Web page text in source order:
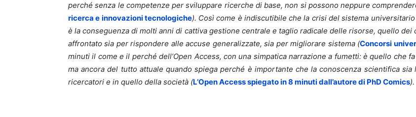
perché senza le competenze per sviluppare ricerche di base, non si possono neppure
ricerca e innovazioni tecnologiche). Così come è indiscutibile che la crisi del sistema
è la conseguenza di molti anni di cattiva gestione centrale e taglio radicale delle risorse, quello
affrontato sia per rispondere alle accuse generalizzate, sia per migliorare sistema (Concorsi
minuti il come e il perché dell’Open Access, con una simpatica narrazione a fumetti: è quello che
ma ancora del tutto attuale quando spiega perché è importante che la conoscenza scientifica
ricercatori e in quello della società (L’Open Access spiegato in 8 minuti dall’autore di PhD Comics).